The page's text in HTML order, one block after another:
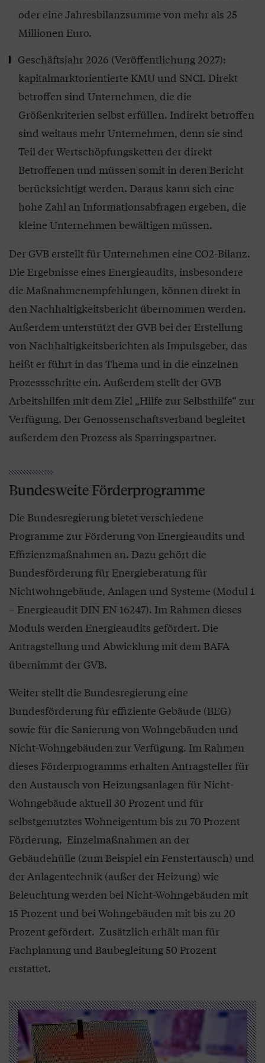
oder eine Jahresbilanzsumme von mehr als 25
Millionen Euro.
Geschäftsjahr 2026 (Veröffentlichung 2027):
kapitalmarktorientierte KMU und SNCI. Direkt
betroffen sind Unternehmen, die die
Größenkriterien selbst erfüllen. Indirekt betroffen
sind weitaus mehr Unternehmen, denn sie sind
Teil der Wertschöpfungsketten der direkt
Betroffenen und müssen somit in deren Bericht
berücksichtigt werden. Daraus kann sich eine
hohe Zahl an Informationsabfragen ergeben, die
kleine Unternehmen bewältigen müssen.
Der GVB erstellt für Unternehmen eine CO2-Bilanz.
Die Ergebnisse eines Energieaudits, insbesondere
die Maßnahmenempfehlungen, können direkt in
den Nachhaltigkeitsbericht übernommen werden.
Außerdem unterstützt der GVB bei der Erstellung
von Nachhaltigkeitsberichten als Impulsgeber, das
heißt er führt in das Thema und in die einzelnen
Prozessschritte ein. Außerdem stellt der GVB
Arbeitshilfen mit dem Ziel „Hilfe zur Selbsthilfe“ zur
Verfügung. Der Genossenschaftsverband begleitet
außerdem den Prozess als Sparringspartner.
Bundesweite Förderprogramme
Die Bundesregierung bietet verschiedene
Programme zur Förderung von Energieaudits und
Effizienzmaßnahmen an. Dazu gehört die
Bundesförderung für Energieberatung für
Nichtwohngebäude, Anlagen und Systeme (Modul 1
– Energieaudit DIN EN 16247). Im Rahmen dieses
Moduls werden Energieaudits gefördert. Die
Antragstellung und Abwicklung mit dem BAFA
übernimmt der GVB.
Weiter stellt die Bundesregierung eine
Bundesförderung für effiziente Gebäude (BEG)
sowie für die Sanierung von Wohngebäuden und
Nicht-Wohngebäuden zur Verfügung. Im Rahmen
dieses Förderprogramms erhalten Antragsteller für
den Austausch von Heizungsanlagen für Nicht-
Wohngebäude aktuell 30 Prozent und für
selbstgenutztes Wohneigentum bis zu 70 Prozent
Förderung. Einzelmaßnahmen an der
Gebäudehülle (zum Beispiel ein Fenstertausch) und
der Anlagentechnik (außer der Heizung) wie
Beleuchtung werden bei Nicht-Wohngebäuden mit
15 Prozent und bei Wohngebäuden mit bis zu 20
Prozent gefördert. Zusätzlich erhält man für
Fachplanung und Baubegleitung 50 Prozent
erstattet.